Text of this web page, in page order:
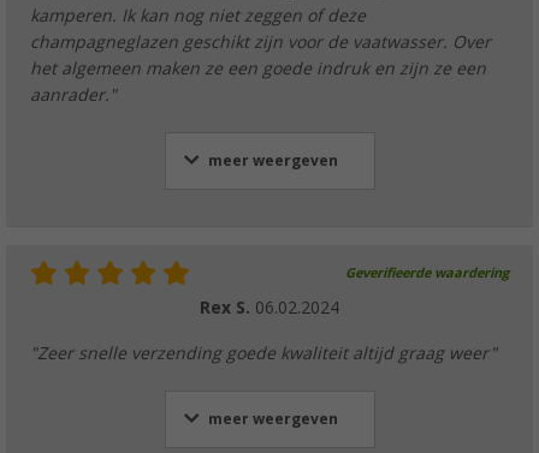
kamperen. Ik kan nog niet zeggen of deze
champagneglazen geschikt zijn voor de vaatwasser. Over
het algemeen maken ze een goede indruk en zijn ze een
aanrader."
meer weergeven
Geverifieerde waardering
Rex S. 06.02.2024
"Zeer snelle verzending goede kwaliteit altijd graag weer"
meer weergeven